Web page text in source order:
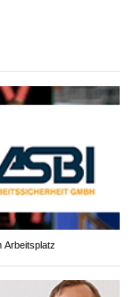
Arbeitsplatz